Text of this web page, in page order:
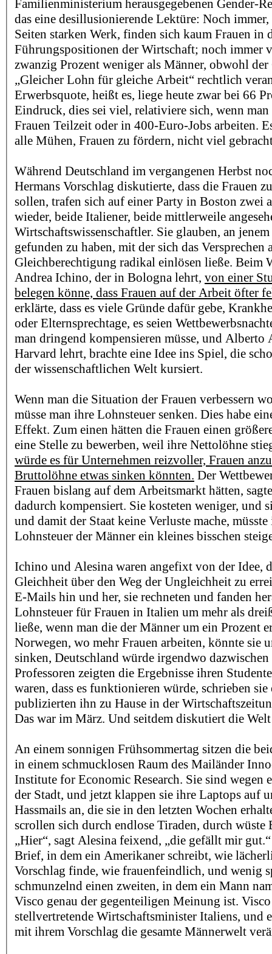
Familienministerium herausgegebenen Gender-
das eine desillusionierende Lektüre: Noch
Seiten starken Werk, finden sich kaum Frauen in
Führungspositionen der Wirtschaft; noch immer
zwanzig Prozent weniger als Männer, obwohl der
„Gleicher Lohn für gleiche Arbeit“ rechtlich
Erwerbsquote, heißt es, liege heute zwar bei 66
Eindruck, dies sei viel, relativiere sich, wenn man
Frauen Teilzeit oder in 400-Euro-Jobs arbeiten.
alle Mühen, Frauen zu fördern, nicht viel
Während Deutschland im vergangenen Herbst
Hermans Vorschlag diskutierte, dass die Frauen
sollen, trafen sich auf einer Party in Boston zwei
wieder, beide Italiener, beide mittlerweile
Wirtschaftswissenschaftler. Sie glauben, an
gefunden zu haben, mit der sich das Versprechen
Gleichberechtigung radikal einlösen ließe. Beim
Andrea Ichino, der in Bologna lehrt, von einer
belegen könne, dass Frauen auf der Arbeit öfter
erklärte, dass es viele Gründe dafür gebe,
oder Elternsprechtage, es seien
man dringend kompensieren müsse, und Alberto
Harvard lehrt, brachte eine Idee ins Spiel, die
der wissenschaftlichen Welt kursiert.
Wenn man die Situation der Frauen verbessern
müsse man ihre Lohnsteuer senken. Dies habe
Effekt. Zum einen hätten die Frauen einen
eine Stelle zu bewerben, weil ihre Nettolöhne
würde es für Unternehmen reizvoller, Frauen
Bruttolöhne etwas sinken könnten. Der
Frauen bislang auf dem Arbeitsmarkt hätten,
dadurch kompensiert. Sie kosteten weniger, und
und damit der Staat keine Verluste mache,
Lohnsteuer der Männer ein kleines bisschen
Ichino und Alesina waren angefixt von der Idee,
Gleichheit über den Weg der Ungleichheit zu
E-Mails hin und her, sie rechneten und fanden
Lohnsteuer für Frauen in Italien um mehr als
ließe, wenn man die der Männer um ein Prozent
Norwegen, wo mehr Frauen arbeiten, könnte sie
sinken, Deutschland würde irgendwo
Professoren zeigten die Ergebnisse ihren
waren, dass es funktionieren würde, schrieben
publizierten ihn zu Hause in der
Das war im März. Und seitdem diskutiert die
An einem sonnigen Frühsommertag sitzen die
in einem schmucklosen Raum des Mailänder
Institute for Economic Research. Sie sind wegen
der Stadt, und jetzt klappen sie ihre Laptops auf
Hassmails an, die sie in den letzten Wochen
scrollen sich durch endlose Tiraden, durch wüste
„Hier“, sagt Alesina feixend, „die gefällt mir
Brief, in dem ein Amerikaner schreibt, wie
Vorschlag finde, wie frauenfeindlich, und wenig
schmunzelnd einen zweiten, in dem ein Mann
Visco genau der gegenteiligen Meinung ist.
stellvertretende Wirtschaftsminister Italiens, und
mit ihrem Vorschlag die gesamte Männerwelt